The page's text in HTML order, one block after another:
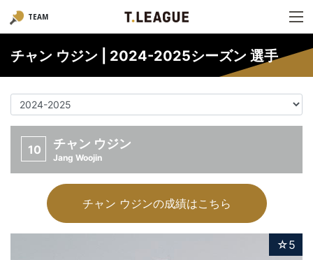
TEAM
チャン ウジン | 2024-2025シーズン 選手
10 チャン ウジン
Jang Woojin
チャン ウジンの成績はこちら
☆5